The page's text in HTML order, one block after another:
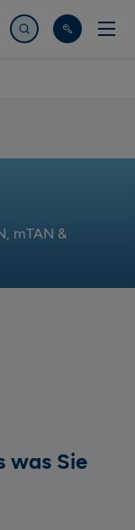
Jetzt suchen
mTAN &
was Sie